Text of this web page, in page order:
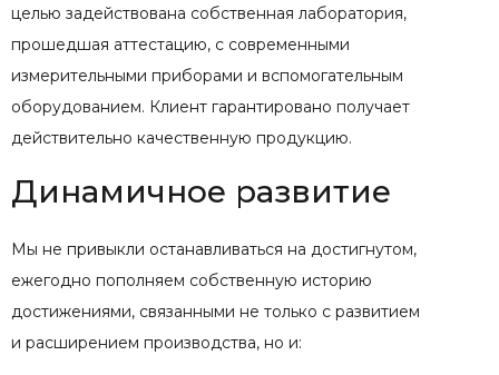
целью задействована собственная лаборатория,
прошедшая аттестацию, с современными
измерительными приборами и вспомогательным
оборудованием. Клиент гарантировано получает
действительно качественную продукцию.
Динамичное развитие
Мы не привыкли останавливаться на достигнутом,
ежегодно пополняем собственную историю
достижениями, связанными не только с развитием
и расширением производства, но и: